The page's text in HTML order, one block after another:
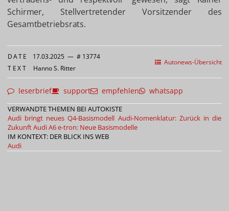
Schirmer, Stellvertretender Vorsitzender des
Gesamtbetriebsrats.
Autonews-Übersicht
DATE 17.03.2025 — # 13774
TEXT Hanno S. Ritter
leserbrief support empfehlen whatsapp
VERWANDTE THEMEN BEI AUTOKISTE
Audi bringt neues Q4-Basismodell Audi-Nomenklatur: Zurück in die
ZukunftAudi A6 e-tron: Neue Basismodelle
IM KONTEXT: DER BLICK INS WEB
Audi